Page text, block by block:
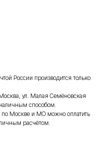
России производится только
ул. Малая Семёновская
способом.
Москве и МО можно оплатить
расчётом.